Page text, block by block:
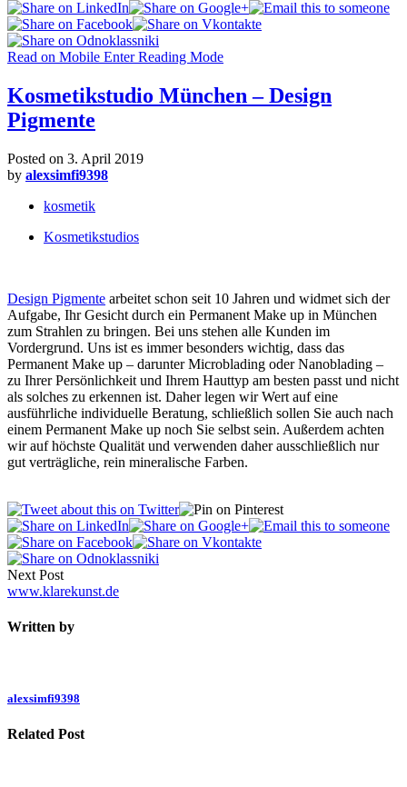
Read on Mobile Enter Reading Mode
Kosmetikstudio München – Design
Pigmente
Posted on 3. April 2019
by alexsimfi9398
kosmetik
Kosmetikstudios
Design Pigmente arbeitet schon seit 10 Jahren und widmet sich der
Aufgabe, Ihr Gesicht durch ein Permanent Make up in München
zum Strahlen zu bringen. Bei uns stehen alle Kunden im
Vordergrund. Uns ist es immer besonders wichtig, dass das
Permanent Make up – darunter Microblading oder Nanoblading –
zu Ihrer Persönlichkeit und Ihrem Hauttyp am besten passt und nicht
als solches zu erkennen ist. Daher legen wir Wert auf eine
ausführliche individuelle Beratung, schließlich sollen Sie auch nach
einem Permanent Make up noch Sie selbst sein. Außerdem achten
wir auf höchste Qualität und verwenden daher ausschließlich nur
gut verträgliche, rein mineralische Farben.
Next Post
www.klarekunst.de
Written by
alexsimfi9398
Related Post